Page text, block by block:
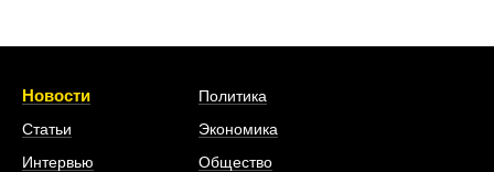
Новости
Статьи
Интервью
Политика
Экономика
Общество